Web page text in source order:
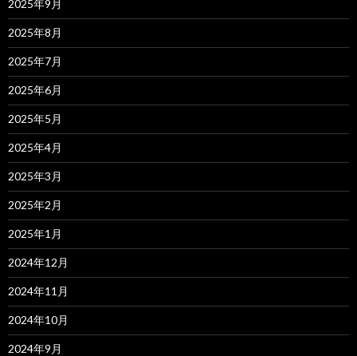
2025年9月
2025年8月
2025年7月
2025年6月
2025年5月
2025年4月
2025年3月
2025年2月
2025年1月
2024年12月
2024年11月
2024年10月
2024年9月